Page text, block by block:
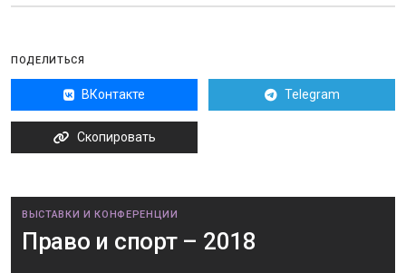
ПОДЕЛИТЬСЯ
ВКонтакте Telegram
Скопировать
ВЫСТАВКИ И КОНФЕРЕНЦИИ
Право и спорт – 2018